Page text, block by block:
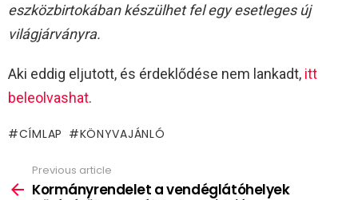
eszközbirtokában készülhet fel egy esetleges új
világjárványra.
Aki eddig eljutott, és érdeklődése nem lankadt, itt
beleolvashat.
CÍMLAP KÖNYVAJÁNLÓ
more
Previous article
Kormányrendelet a vendéglátóhelyek